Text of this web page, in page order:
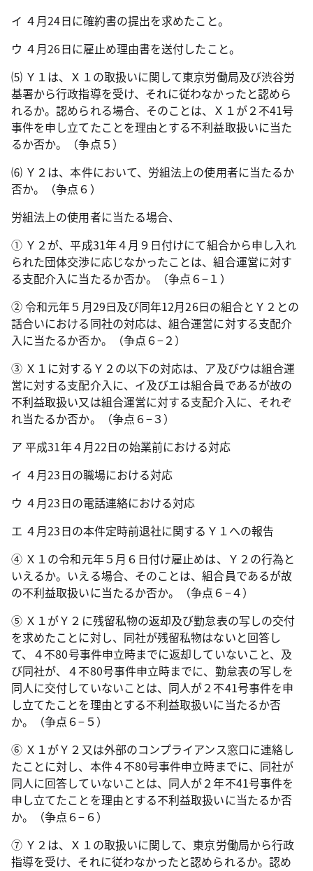
イ ４月24日に確約書の提出を求めたこと。
ウ ４月26日に雇止め理由書を送付したこと。
⑸ Ｙ１は、Ｘ１の取扱いに関して東京労働局及び渋谷労
基署から行政指導を受け、それに従わなかったと認めら
れるか。認められる場合、そのことは、Ｘ１が２不41号
事件を申し立てたことを理由とする不利益取扱いに当た
るか否か。（争点５）
⑹ Ｙ２は、本件において、労組法上の使用者に当たるか
否か。（争点６）
労組法上の使用者に当たる場合、
① Ｙ２が、平成31年４月９日付けにて組合から申し入れ
られた団体交渉に応じなかったことは、組合運営に対す
る支配介入に当たるか否か。（争点６−１）
② 令和元年５月29日及び同年12月26日の組合とＹ２との
話合いにおける同社の対応は、組合運営に対する支配介
入に当たるか否か。（争点６−２）
③ Ｘ１に対するＹ２の以下の対応は、ア及びウは組合運
営に対する支配介入に、イ及びエは組合員であるが故の
不利益取扱い又は組合運営に対する支配介入に、それぞ
れ当たるか否か。（争点６−３）
ア 平成31年４月22日の始業前における対応
イ ４月23日の職場における対応
ウ ４月23日の電話連絡における対応
エ ４月23日の本件定時前退社に関するＹ１への報告
④ Ｘ１の令和元年５月６日付け雇止めは、Ｙ２の行為と
いえるか。いえる場合、そのことは、組合員であるが故
の不利益取扱いに当たるか否か。（争点６−４）
⑤ Ｘ１がＹ２に残留私物の返却及び勤怠表の写しの交付
を求めたことに対し、同社が残留私物はないと回答し
て、４不80号事件申立時までに返却していないこと、及
び同社が、４不80号事件申立時までに、勤怠表の写しを
同人に交付していないことは、同人が２不41号事件を申
し立てたことを理由とする不利益取扱いに当たるか否
か。（争点６−５）
⑥ Ｘ１がＹ２又は外部のコンプライアンス窓口に連絡し
たことに対し、本件４不80号事件申立時までに、同社が
同人に回答していないことは、同人が２年不41号事件を
申し立てたことを理由とする不利益取扱いに当たるか否
か。（争点６−６）
⑦ Ｙ２は、Ｘ１の取扱いに関して、東京労働局から行政
指導を受け、それに従わなかったと認められるか。認め